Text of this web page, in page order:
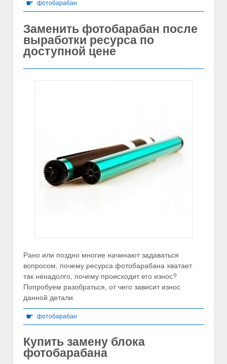
☛ фотобарабан
Заменить фотобарабан после
выработки ресурса по
доступной цене
Рано или поздно многие начинают задаваться
вопросом, почему ресурса фотобарабана хватает
так ненадолго, почему происходит его износ?
Попробуем разобраться, от чего зависит износ
данной детали.
☛ фотобарабан
Купить замену блока
фотобарабана